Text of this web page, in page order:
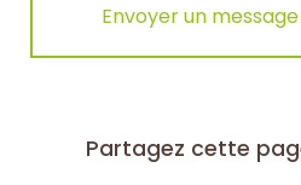
Envoyer un message
Partagez cette